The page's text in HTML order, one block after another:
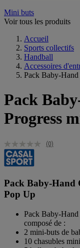
Mini buts
Voir tous les produits
Accueil
Sports collectifs
Handball
Accessoires
Pack Baby-Hand
Pack
Progress
(0)
Pack Baby-Hand
Pop Up
Pack Baby-
composé de :
2 mini-buts de
10 chasubles